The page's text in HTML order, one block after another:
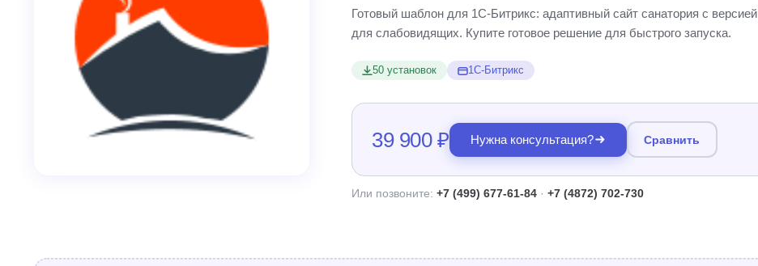
Готовый шаблон для 1С-Битрикс: адаптивный сайт санатория с версией
для слабовидящих. Купите готовое решение для быстрого запуска.
50 установок 1С-Битрикс
39 900 ₽ Нужна консультация? Сравнить
Или позвоните: +7 (499) 677-61-84 · +7 (4872) 702-730